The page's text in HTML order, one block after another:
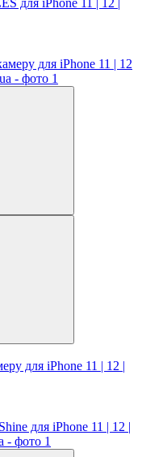
для iPhone 11 | 12 |